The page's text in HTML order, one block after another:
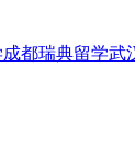
成都瑞典留学武